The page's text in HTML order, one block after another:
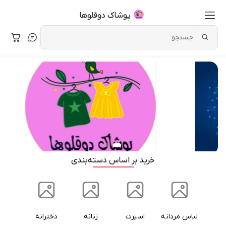
پوشاک دوقلوها
خرید بر اساس دسته‌بندی
لباس مردانه اسپرت زنانه دخترانه